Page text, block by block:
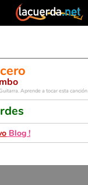
Aprende a tocar esta canción
Blog !